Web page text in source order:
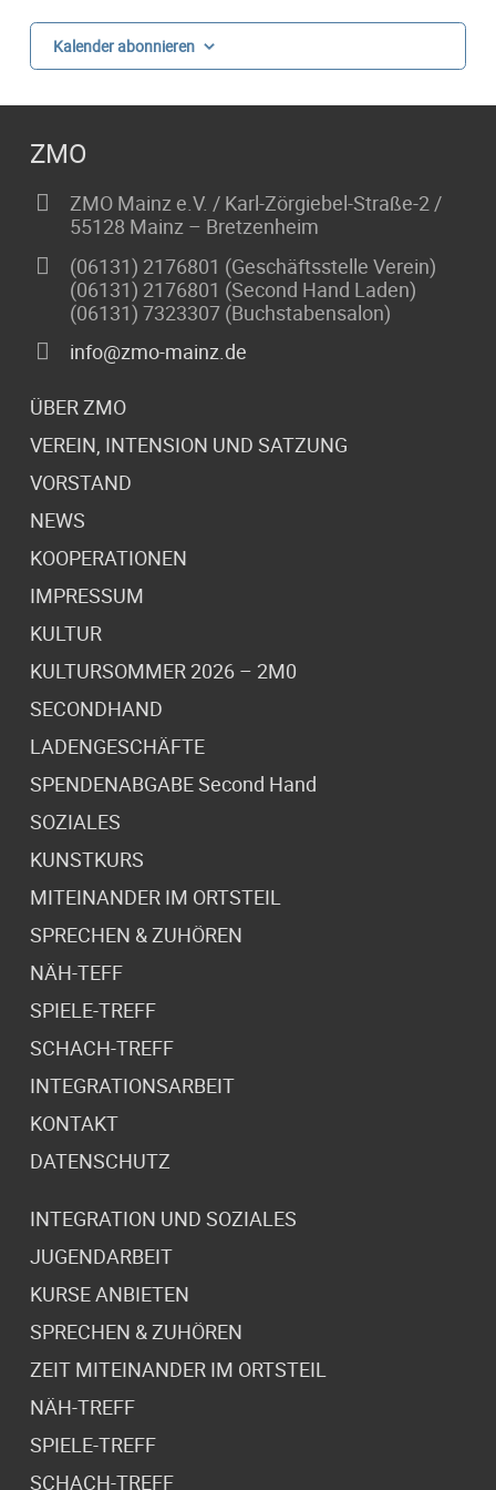
Kalender abonnieren
ZMO
ZMO Mainz e.V. / Karl-Zörgiebel-Straße-2 /
55128 Mainz – Bretzenheim
(06131) 2176801 (Geschäftsstelle Verein)
(06131) 2176801 (Second Hand Laden)
(06131) 7323307 (Buchstabensalon)
info@zmo-mainz.de
ÜBER ZMO
VEREIN, INTENSION UND SATZUNG
VORSTAND
NEWS
KOOPERATIONEN
IMPRESSUM
KULTUR
KULTURSOMMER 2026 – 2M0
SECONDHAND
LADENGESCHÄFTE
SPENDENABGABE Second Hand
SOZIALES
KUNSTKURS
MITEINANDER IM ORTSTEIL
SPRECHEN & ZUHÖREN
NÄH-TEFF
SPIELE-TREFF
SCHACH-TREFF
INTEGRATIONSARBEIT
KONTAKT
DATENSCHUTZ
INTEGRATION UND SOZIALES
JUGENDARBEIT
KURSE ANBIETEN
SPRECHEN & ZUHÖREN
ZEIT MITEINANDER IM ORTSTEIL
NÄH-TREFF
SPIELE-TREFF
SCHACH-TREFF